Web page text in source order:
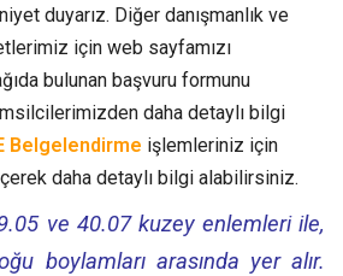
duyarız. Diğer danışmanlık ve
için web sayfamızı
bulunan başvuru formunu
daha detaylı bilgi
Belgelendirme işlemleriniz için
daha detaylı bilgi alabilirsiniz.
ve 40.07 kuzey enlemleri ile,
boylamları arasında yer alır.